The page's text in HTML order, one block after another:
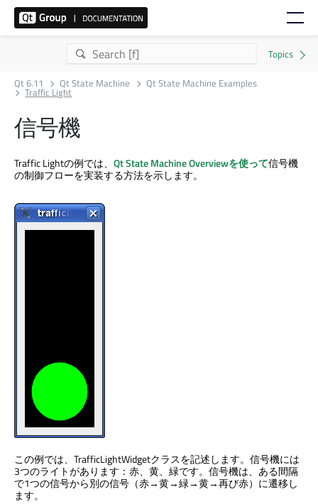
Qt 6.11 Qt State Machine Qt State Machine Examples
Traffic Light
信号機
Traffic Lightの例では、 Qt State MachineOverviewを使って信号機
の制御フローを実装する方法を示します。
この例では、TrafficLightWidgetクラスを記述します。信号機には
3つのライトがあります：赤、黄、緑です。信号機は、ある間隔
で1つの信号から別の信号（赤→黄→緑→黄→再び赤）に遷移し
ます。